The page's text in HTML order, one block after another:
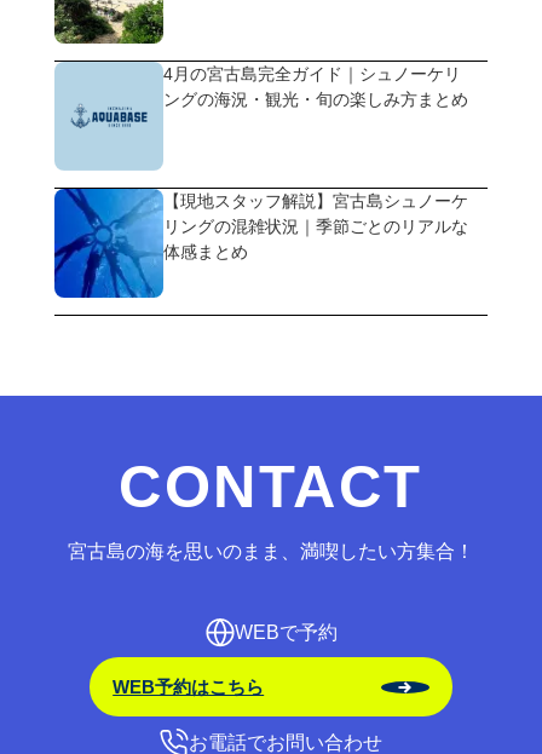
4月の宮古島完全ガイド｜シュノーケリ
ングの海況・観光・旬の楽しみ方まとめ
【現地スタッフ解説】宮古島シュノーケ
リングの混雑状況｜季節ごとのリアルな
体感まとめ
CONTACT
宮古島の海を思いのまま、満喫したい方集合！
WEBで予約
WEB予約はこちら
お電話でお問い合わせ